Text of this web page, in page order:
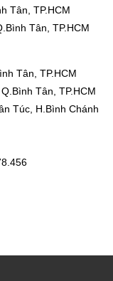
Tân, TP.HCM
Tân, TP.HCM
Tân, TP.HCM
Tân, TP.HCM
Túc, H.Bình Chánh